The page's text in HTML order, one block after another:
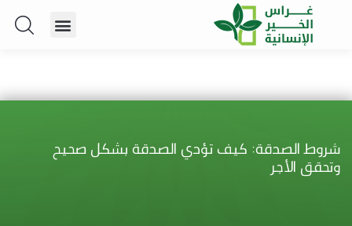
شروط الصدقة: كيف تؤدي الصدقة بشكل صحيح
وتحقق الأجر